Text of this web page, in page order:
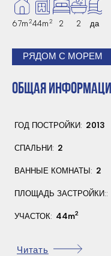
67m244m2 2 2 да
РЯДОМ С МОРЕМ
ОБЩАЯ
ГОД ПОСТРОЙКИ: 2013
СПАЛЬНИ: 2
ВАННЫЕ КОМНАТЫ: 2
ПЛОЩАДЬ ЗАСТРОЙКИ::
УЧАСТОК: 44m2
Читать